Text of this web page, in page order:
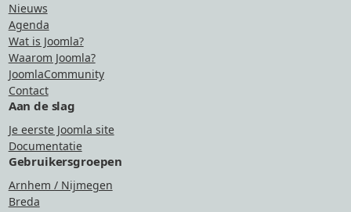
Nieuws
Agenda
Wat is Joomla?
Waarom Joomla?
JoomlaCommunity
Contact
Aan de slag
Je eerste Joomla site
Documentatie
Gebruikersgroepen
Arnhem / Nijmegen
Breda